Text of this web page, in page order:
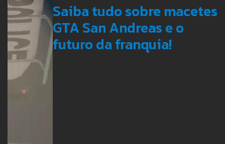
Saiba tudo sobre macetes
GTA San Andreas e o
futuro da franquia!